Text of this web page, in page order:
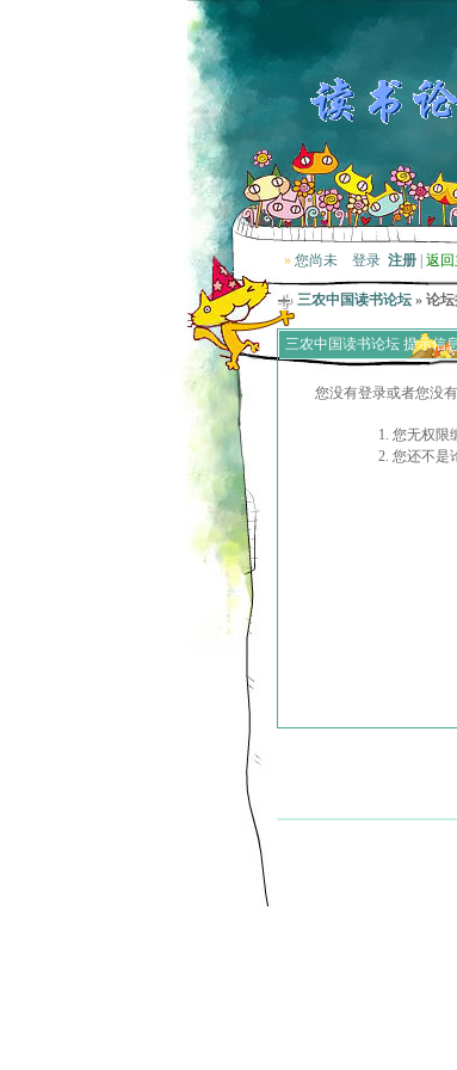
» 您尚未 登录 注册 返
三农中国读书论坛 » 论
三农中国读书论坛 提示信息
您没有登录或者您没
您无权限
您还不是